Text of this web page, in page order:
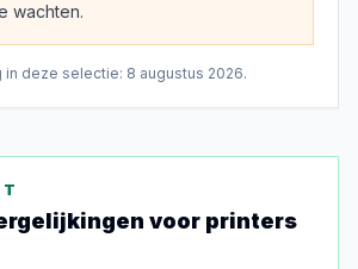
wachten.
in deze selectie: 8 augustus 2026.
voor printers